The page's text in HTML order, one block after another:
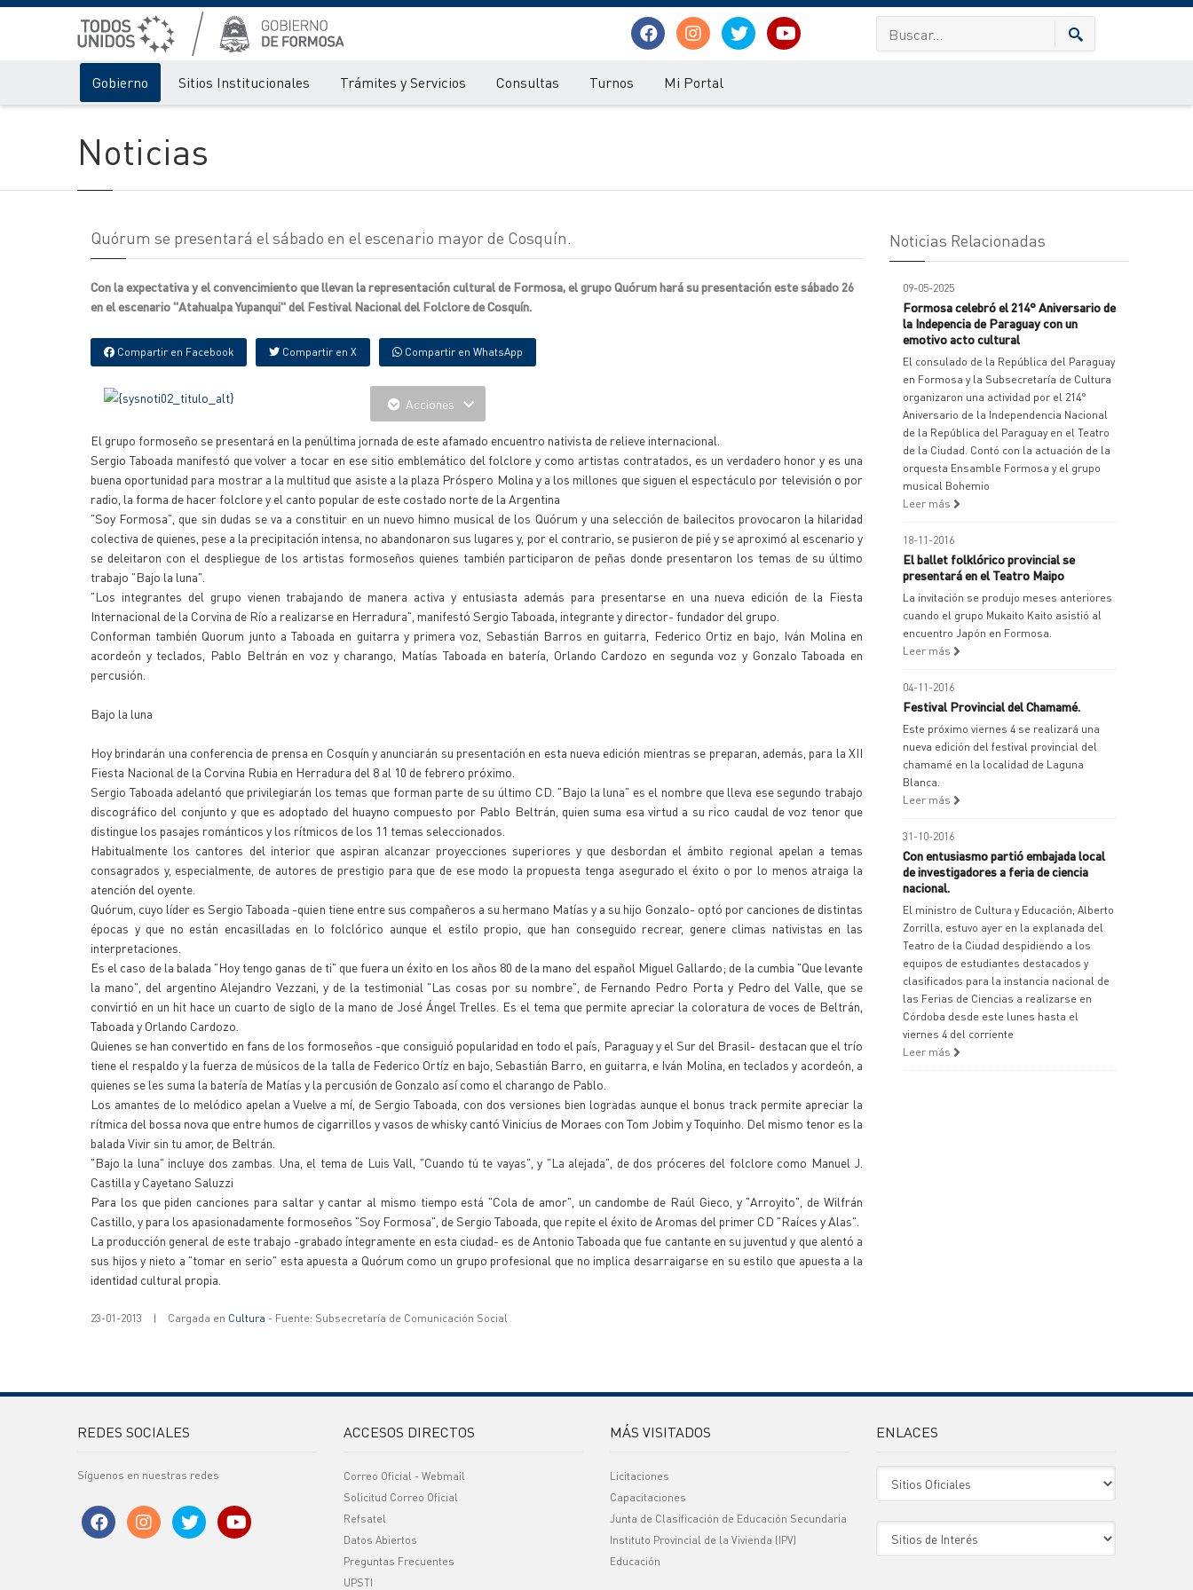
Gobierno Sitios Institucionales Trámites y Servicios Consultas Turnos Mi Portal
Noticias
Quórum se presentará el sábado en el escenario mayor de Cosquín.
Con la expectativa y el convencimiento que llevan la representación cultural de Formosa, el grupo Quórum hará su presentación este sábado 26
en el escenario "Atahualpa Yupanqui" del Festival Nacional del Folclore de Cosquín.
Compartir en Facebook Compartir en X Compartir en WhatsApp
Acciones
El grupo formoseño se presentará en la penúltima jornada de este afamado encuentro nativista de relieve internacional.
Sergio Taboada manifestó que volver a tocar en ese sitio emblemático del folclore y como artistas contratados, es un verdadero honor y es una
buena oportunidad para mostrar a la multitud que asiste a la plaza Próspero Molina y a los millones que siguen el espectáculo por televisión o por
radio, la forma de hacer folclore y el canto popular de este costado norte de la Argentina
"Soy Formosa", que sin dudas se va a constituir en un nuevo himno musical de los Quórum y una selección de bailecitos provocaron la hilaridad
colectiva de quienes, pese a la precipitación intensa, no abandonaron sus lugares y, por el contrario, se pusieron de pié y se aproximó al escenario y
se deleitaron con el despliegue de los artistas formoseños quienes también participaron de peñas donde presentaron los temas de su último
trabajo "Bajo la luna".
"Los integrantes del grupo vienen trabajando de manera activa y entusiasta además para presentarse en una nueva edición de la Fiesta
Internacional de la Corvina de Río a realizarse en Herradura", manifestó Sergio Taboada, integrante y director- fundador del grupo.
Conforman también Quorum junto a Taboada en guitarra y primera voz, Sebastián Barros en guitarra, Federico Ortiz en bajo, Iván Molina en
acordeón y teclados, Pablo Beltrán en voz y charango, Matías Taboada en batería, Orlando Cardozo en segunda voz y Gonzalo Taboada en
percusión.
Bajo la luna
Hoy brindarán una conferencia de prensa en Cosquín y anunciarán su presentación en esta nueva edición mientras se preparan, además, para la XII
Fiesta Nacional de la Corvina Rubia en Herradura del 8 al 10 de febrero próximo.
Sergio Taboada adelantó que privilegiarán los temas que forman parte de su último CD. "Bajo la luna" es el nombre que lleva ese segundo trabajo
discográfico del conjunto y que es adoptado del huayno compuesto por Pablo Beltrán, quien suma esa virtud a su rico caudal de voz tenor que
distingue los pasajes románticos y los rítmicos de los 11 temas seleccionados.
Habitualmente los cantores del interior que aspiran alcanzar proyecciones superiores y que desbordan el ámbito regional apelan a temas
consagrados y, especialmente, de autores de prestigio para que de ese modo la propuesta tenga asegurado el éxito o por lo menos atraiga la
atención del oyente.
Quórum, cuyo líder es Sergio Taboada -quien tiene entre sus compañeros a su hermano Matías y a su hijo Gonzalo- optó por canciones de distintas
épocas y que no están encasilladas en lo folclórico aunque el estilo propio, que han conseguido recrear, genere climas nativistas en las
interpretaciones.
Es el caso de la balada "Hoy tengo ganas de ti" que fuera un éxito en los años 80 de la mano del español Miguel Gallardo; de la cumbia "Que levante
la mano", del argentino Alejandro Vezzani, y de la testimonial "Las cosas por su nombre", de Fernando Pedro Porta y Pedro del Valle, que se
convirtió en un hit hace un cuarto de siglo de la mano de José Ángel Trelles. Es el tema que permite apreciar la coloratura de voces de Beltrán,
Taboada y Orlando Cardozo.
Quienes se han convertido en fans de los formoseños -que consiguió popularidad en todo el país, Paraguay y el Sur del Brasil- destacan que el trío
tiene el respaldo y la fuerza de músicos de la talla de Federico Ortíz en bajo, Sebastián Barro, en guitarra, e Iván Molina, en teclados y acordeón, a
quienes se les suma la batería de Matías y la percusión de Gonzalo así como el charango de Pablo.
Los amantes de lo melódico apelan a Vuelve a mí, de Sergio Taboada, con dos versiones bien logradas aunque el bonus track permite apreciar la
rítmica del bossa nova que entre humos de cigarrillos y vasos de whisky cantó Vinicius de Moraes con Tom Jobim y Toquinho. Del mismo tenor es la
balada Vivir sin tu amor, de Beltrán.
"Bajo la luna" incluye dos zambas. Una, el tema de Luis Vall, "Cuando tú te vayas", y "La alejada", de dos próceres del folclore como Manuel J.
Castilla y Cayetano Saluzzi
Para los que piden canciones para saltar y cantar al mismo tiempo está "Cola de amor", un candombe de Raúl Gieco, y "Arroyito", de Wilfrán
Castillo, y para los apasionadamente formoseños "Soy Formosa", de Sergio Taboada, que repite el éxito de Aromas del primer CD "Raíces y Alas".
La producción general de este trabajo -grabado íntegramente en esta ciudad- es de Antonio Taboada que fue cantante en su juventud y que alentó a
sus hijos y nieto a "tomar en serio" esta apuesta a Quórum como un grupo profesional que no implica desarraigarse en su estilo que apuesta a la
identidad cultural propia.
23-01-2013 | Cargada en Cultura - Fuente: Subsecretaría de Comunicación Social
Noticias Relacionadas
09-05-2025
Formosa celebró el 214° Aniversario de
la Indepencia de Paraguay con un
emotivo acto cultural
El consulado de la República del Paraguay
en Formosa y la Subsecretaría de Cultura
organizaron una actividad por el 214°
Aniversario de la Independencia Nacional
de la República del Paraguay en el Teatro
de la Ciudad. Contó con la actuación de la
orquesta Ensamble Formosa y el grupo
musical Bohemio
Leer más
18-11-2016
El ballet folklórico provincial se
presentará en el Teatro Maipo
La invitación se produjo meses anteriores
cuando el grupo Mukaito Kaito asistió al
encuentro Japón en Formosa.
Leer más
04-11-2016
Festival Provincial del Chamamé.
Este próximo viernes 4 se realizará una
nueva edición del festival provincial del
chamamé en la localidad de Laguna
Blanca.
Leer más
31-10-2016
Con entusiasmo partió embajada local
de investigadores a feria de ciencia
nacional.
El ministro de Cultura y Educación, Alberto
Zorrilla, estuvo ayer en la explanada del
Teatro de la Ciudad despidiendo a los
equipos de estudiantes destacados y
clasificados para la instancia nacional de
las Ferias de Ciencias a realizarse en
Córdoba desde este lunes hasta el
viernes 4 del corriente
Leer más
REDES SOCIALES
Síguenos en nuestras redes
ACCESOS DIRECTOS
Correo Oficial - Webmail
Solicitud Correo Oficial
Refsatel
Datos Abiertos
Preguntas Frecuentes
UPSTI
MÁS VISITADOS
Licitaciones
Capacitaciones
Junta de Clasificación de Educación Secundaria
Instituto Provincial de la Vivienda (IPV)
Educación
ENLACES